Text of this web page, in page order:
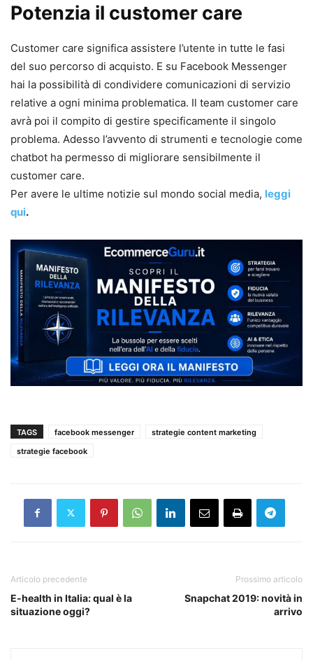
Potenzia il customer care
Customer care significa assistere l’utente in tutte le fasi
del suo percorso di acquisto. E su Facebook Messenger
hai la possibilità di condividere comunicazioni di servizio
relative a ogni minima problematica. Il team customer care
avrà poi il compito di gestire specificamente il singolo
problema. Adesso l’avvento di strumenti e tecnologie come
chatbot ha permesso di migliorare sensibilmente il
customer care.
Per avere le ultime notizie sul mondo social media, leggi
qui.
TAGS facebook messenger
strategie content marketing
strategie facebook
Articolo precedente
E-health in Italia: qual è la
situazione oggi?
Prossimo articolo
Snapchat 2019: novità in
arrivo